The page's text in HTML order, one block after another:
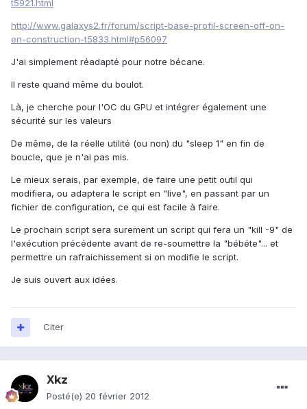
t5921.html
http://www.galaxys2.fr/forum/script-base-profil-screen-off-on-
en-construction-t5833.html#p56097
J'ai simplement réadapté pour notre bécane.
Il reste quand même du boulot.
Là, je cherche pour l'OC du GPU et intégrer également une
sécurité sur les valeurs
De même, de la réelle utilité (ou non) du "sleep 1" en fin de
boucle, que je n'ai pas mis.
Le mieux serais, par exemple, de faire une petit outil qui
modifiera, ou adaptera le script en "live", en passant par un
fichier de configuration, ce qui est facile à faire.
Le prochain script sera surement un script qui fera un "kill -9" de
l'exécution précédente avant de re-soumettre la "bébéte"... et
permettre un rafraichissement si on modifie le script.
Je suis ouvert aux idées.
Citer
Xkz
Posté(e) 20 février 2012